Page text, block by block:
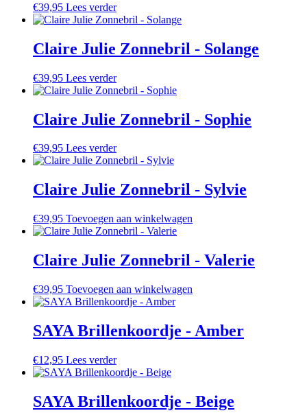
€39,95 Lees verder
Claire Julie Zonnebril - Solange
€39,95 Lees verder
Claire Julie Zonnebril - Sophie
€39,95 Lees verder
Claire Julie Zonnebril - Sylvie
€39,95 Toevoegen aan winkelwagen
Claire Julie Zonnebril - Valerie
€39,95 Toevoegen aan winkelwagen
SAYA Brillenkoordje - Amber
€12,95 Lees verder
SAYA Brillenkoordje - Beige